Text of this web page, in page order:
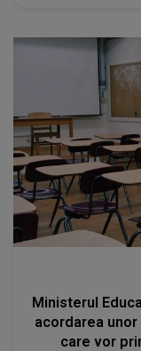
Ministerul
acordarea
care vor